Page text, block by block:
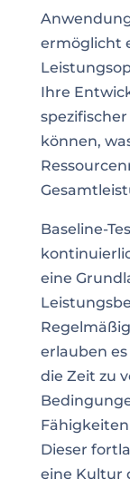
ermöglicht
Ihre
können,
Baseline-
eine
erlauben
die Zeit zu
Dieser
eine Kultur